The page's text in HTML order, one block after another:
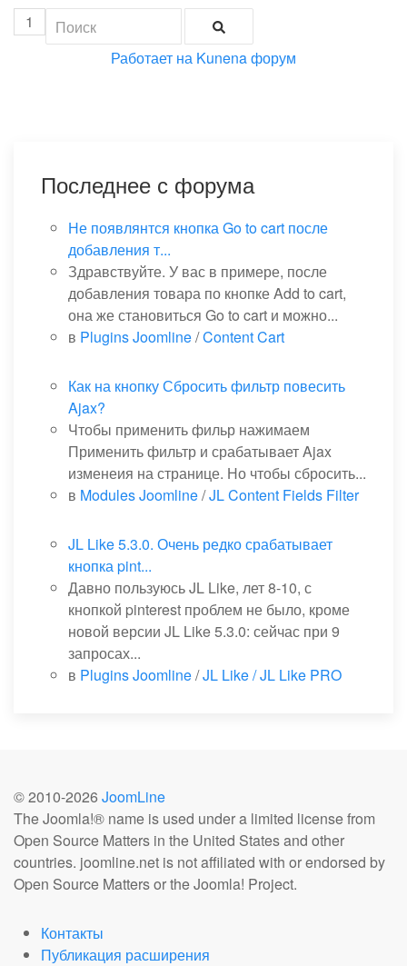
1
Работает на Kunena форум
Последнее с форума
Не появлянтся кнопка Go to cart после
добавления т...
Здравствуйте. У вас в примере, после
добавления товара по кнопке Add to cart,
она же становиться Go to cart и можно...
в Plugins Joomline/Content Cart
Как на кнопку Сбросить фильтр повесить
Ajax?
Чтобы применить фильр нажимаем
Применить фильтр и срабатывает Ajax
изменеия на странице. Но чтобы сбросить...
в Modules Joomline/JL Content Fields Filter
JL Like 5.3.0. Очень редко срабатывает
кнопка pint...
Давно пользуюсь JL Like, лет 8-10, с
кнопкой pinterest проблем не было, кроме
новой версии JL Like 5.3.0: сейчас при 9
запросах...
в Plugins Joomline/JL Like / JL Like PRO
© 2010-2026 JoomLine
The Joomla!® name is used under a limited license from
Open Source Matters in the United States and other
countries. joomline.net is not affiliated with or endorsed by
Open Source Matters or the Joomla! Project.
Контакты
Публикация расширения